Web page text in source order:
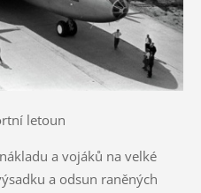
letoun
a vojáků na velké
a odsun raněných